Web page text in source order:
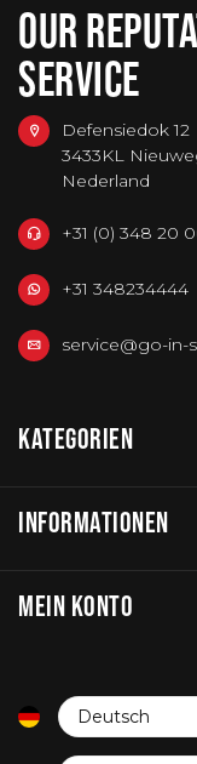
OUR
SERVICE
Defensiedok 12
3433KL
Nederland
+31 (0) 348 20
+31 348234444
service@go-in-
KATEGORIEN
INFORMATIONEN
MEIN KONTO